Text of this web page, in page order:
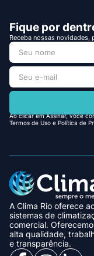
Fique por
Receba nossas
Ao clicar em Assinar, você
Termos de Uso e Política de
A Clima Rio oferece
sistemas de
comercial.
alta qualidade,
e transparência.